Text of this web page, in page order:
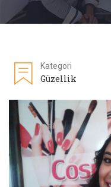
Kategori
Güzellik